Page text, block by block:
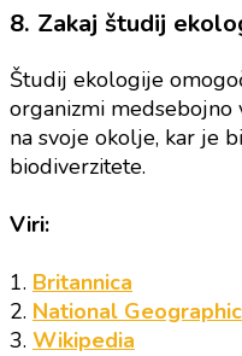
8. Zakaj študij
Študij ekologije
organizmi
na svoje okolje, kar je
biodiverzitete.
Viri:
1. Britannica
2. National Geographic
3. Wikipedia